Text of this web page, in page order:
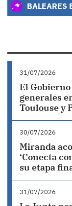
BALEARES
31/07/2026
El
generales
Toulouse y
30/07/2026
Miranda
‘Conecta
su etapa
31/07/2026